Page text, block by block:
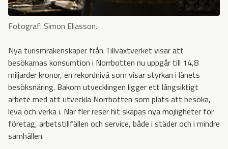
Fotograf: Simon Eliasson.
Nya turismräkenskaper från Tillväxtverket visar att
besökarnas konsumtion i Norrbotten nu uppgår till 14,8
miljarder kronor, en rekordnivå som visar styrkan i länets
besöksnäring. Bakom utvecklingen ligger ett långsiktigt
arbete med att utveckla Norrbotten som plats att besöka,
leva och verka i. När fler reser hit skapas nya möjligheter för
företag, arbetstillfällen och service, både i städer och i mindre
samhällen.